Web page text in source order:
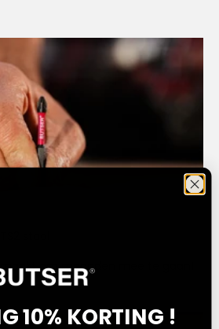
om maanden mee te gaan!
10% KORTING !